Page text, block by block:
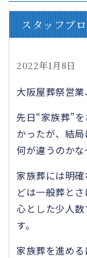
スタッフブ
2022年1月8日
大阪屋葬祭営業
先日“家族葬”
かったが、結局
何が違うのかな
家族葬には明
どは一般葬と
心とした少人
す。
家族葬を進め